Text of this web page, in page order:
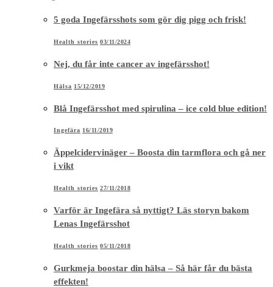
5 goda Ingefärsshots som gör dig pigg och frisk!
Health stories 03/11/2024
Nej, du får inte cancer av ingefärsshot!
Hälsa 15/12/2019
Blå Ingefärsshot med spirulina – ice cold blue edition!
Ingefära 16/11/2019
Äppelcidervinäger – Boosta din tarmflora och gå ner
i vikt
Health stories 27/11/2018
Varför är Ingefära så nyttigt? Läs storyn bakom
Lenas Ingefärsshot
Health stories 05/11/2018
Gurkmeja boostar din hälsa – Så här får du bästa
effekten!